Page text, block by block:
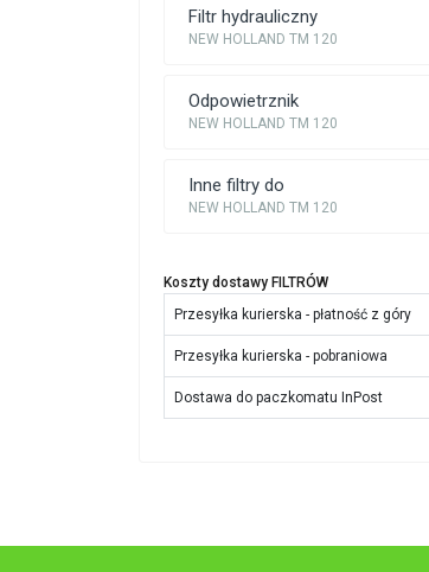
Filtr hydrauliczny
NEW HOLLAND TM 120
Odpowietrznik
NEW HOLLAND TM 120
Inne filtry do
NEW HOLLAND TM 120
Koszty dostawy FILTRÓW
Przesyłka kurierska - płatność z góry
Przesyłka kurierska - pobraniowa
Dostawa do paczkomatu InPost